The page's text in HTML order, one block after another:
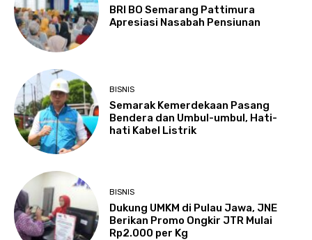
BRI BO Semarang Pattimura
Apresiasi Nasabah Pensiunan
BISNIS
Semarak Kemerdekaan Pasang
Bendera dan Umbul-umbul, Hati-
hati Kabel Listrik
BISNIS
Dukung UMKM di Pulau Jawa, JNE
Berikan Promo Ongkir JTR Mulai
Rp2.000 per Kg